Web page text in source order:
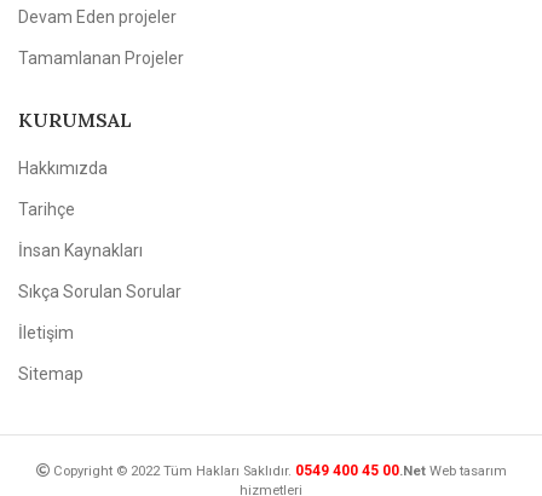
Devam Eden projeler
Tamamlanan Projeler
KURUMSAL
Hakkımızda
Tarihçe
İnsan Kaynakları
Sıkça Sorulan Sorular
İletişim
Sitemap
Copyright © 2022 Tüm Hakları Saklıdır. 0549 400 45 00.NetWeb tasarım
hizmetleri